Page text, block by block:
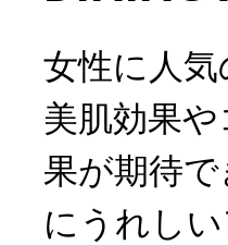
女性に人
美肌効果
果が期待
にうれし